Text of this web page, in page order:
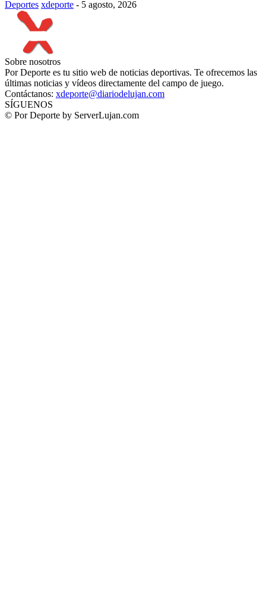
Deportes xdeporte - 5 agosto, 2026
Sobre nosotros
Por Deporte es tu sitio web de noticias deportivas. Te ofrecemos las
últimas noticias y vídeos directamente del campo de juego.
Contáctanos: xdeporte@diariodelujan.com
SÍGUENOS
© Por Deporte by ServerLujan.com